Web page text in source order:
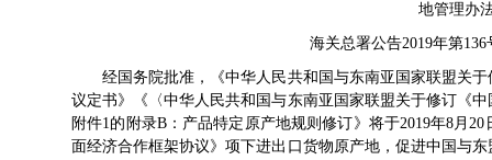
地管理办
海关总署公告2019
经国务院批准，《中华人民共和国与东南亚国家联盟关于
议定书》《〈中华人民共和国与东南亚国家联盟关于修订《
附件1的附录B：产品特定原产地规则修订》将于2019年8月
面经济合作框架协议》项下进出口货物原产地，促进中国与